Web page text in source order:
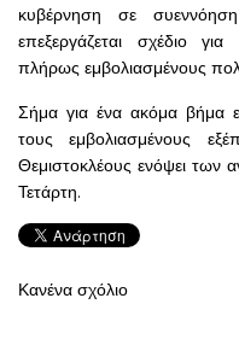
κυβέρνηση σε
επεξεργάζεται σχέδιο
πλήρως εμβολιασμένους
Σήμα για ένα ακόμα βήμα
τους εμβολιασμένους
Θεμιστοκλέους ενόψει
Τετάρτη.
Κανένα σχόλιο